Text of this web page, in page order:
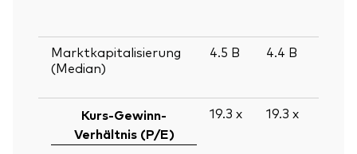
Marktkapitalisierung
(Median)
4.5 B 4.4 B
Kurs-Gewinn-
Verhältnis (P/E)
19.3 x 19.3 x